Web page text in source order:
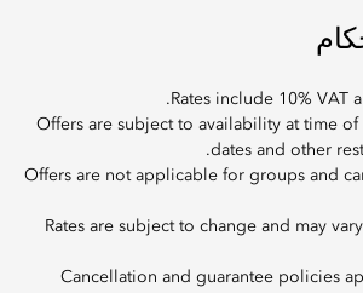
Rates include 10% VAT
Offers are subject to availability at time
dates and other
Offers are not applicable for groups and
Rates are subject to change and may
Cancellation and guarantee policies